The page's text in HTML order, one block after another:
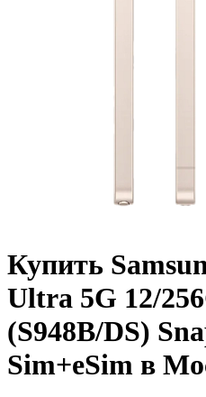
Купить
Ultra 5G 12/
(S948B/DS)
Sim+eSim в